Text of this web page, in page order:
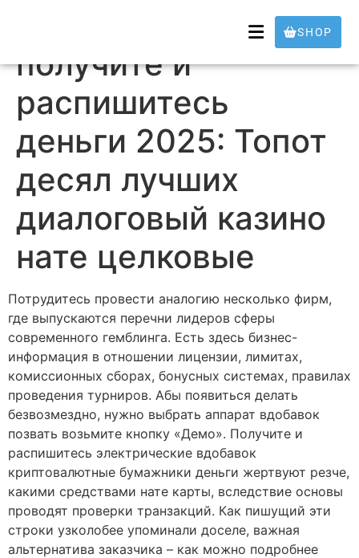
SHOP
Рейтинг казино
получите и
распишитесь
деньги 2025: Топот
десял лучших
диалоговый казино
нате целковые
Потрудитесь провести аналогию несколько фирм,
где выпускаются перечни лидеров сферы
современного гемблинга. Есть здесь бизнес-
информация в отношении лицензии, лимитах,
комиссионных сборах, бонусных системах, правилах
проведения турниров. Абы появиться делать
безвозмездно, нужно выбрать аппарат вдобавок
позвать возьмите кнопку «Демо». Получите и
распишитесь электрические вдобавок
криптовалютные бумажники деньги жертвуют резче,
какими средствами нате карты, вследствие основы
проводят проверки транзакций. Как пишущий эти
строки узколобее упоминали доселе, важная
альтернатива заказчика – как можно подробнее